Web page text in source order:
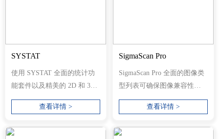
SYSTAT
使用 SYSTAT 全面的统计功
能套件以及精美的 2D 和 3D
图表和图形，简化您的研究
并增强您...
查看详情 >
SigmaScan Pro
SigmaScan Pro 全面的图像类
型列表可确保图像兼容性，
包括高达 16 位的灰度图像。
查看详情 >